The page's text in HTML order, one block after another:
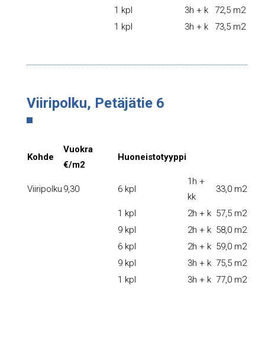
1 kpl
3h + k
72,5 m2
1 kpl
3h + k 73,5 m2
Viiripolku, Petäjätie 6
Kohde
Vuokra
€/m2
Huoneistotyyppi
Viiripolku 9,30 6 kpl
1h +
kk
33,0 m2
1 kpl 2h + k 57,5 m2
9 kpl
2h + k 58,0 m2
6 kpl
2h + k 59,0 m2
9 kpl
3h + k 75,5 m2
1 kpl
3h + k 77,0 m2